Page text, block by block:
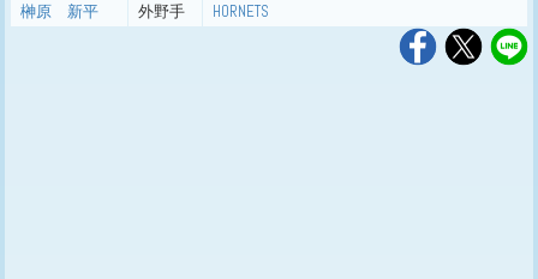
榊原 新平
外野手 HORNETS